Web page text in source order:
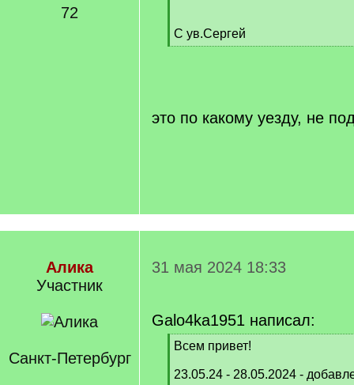
72
С ув.Сергей
[
это по какому уезду, не
Алика
Участник
Санкт-Петербург
31 мая 2024 18:33
Galo4ka1951 написал:
[
]
Всем привет!
23.05.24 - 28.05.2024 -